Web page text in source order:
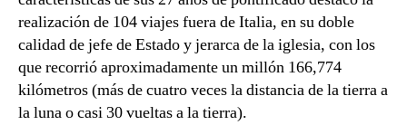
realización de 104 viajes fuera de Italia, en su doble
calidad de jefe de Estado y jerarca de la iglesia, con los
que recorrió aproximadamente un millón 166,774
kilómetros (más de cuatro veces la distancia de la tierra a
la luna o casi 30 vueltas a la tierra).